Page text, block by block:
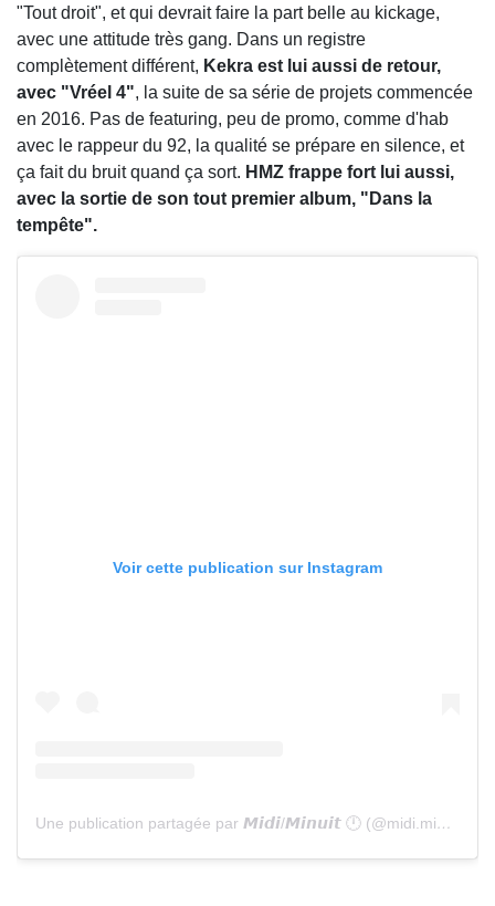
"Tout droit", et qui devrait faire la part belle au kickage,
avec une attitude très gang. Dans un registre
complètement différent, Kekra est lui aussi de retour,
avec "Vréel 4", la suite de sa série de projets commencée
en 2016. Pas de featuring, peu de promo, comme d'hab
avec le rappeur du 92, la qualité se prépare en silence, et
ça fait du bruit quand ça sort. HMZ frappe fort lui aussi,
avec la sortie de son tout premier album, "Dans la
tempête".
Voir cette publication sur Instagram
Une publication partagée par 𝙈𝙞𝙙𝙞/𝙈𝙞𝙣𝙪𝙞𝙩 🕛 (@midi.minuit)